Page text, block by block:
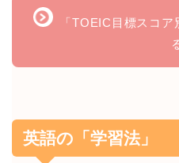
「TOEIC目標スコ
英語の「学習法」